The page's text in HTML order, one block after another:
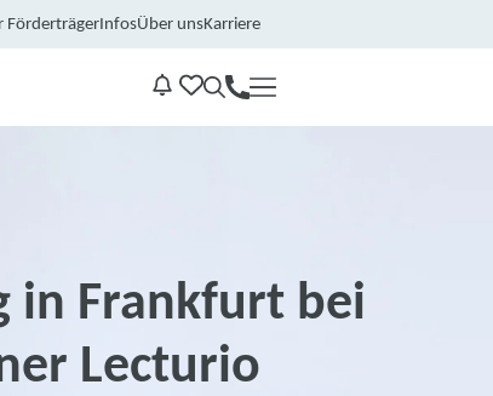
FörderträgerInfosÜber unsKarriere
Kontakt
in Frankfurt bei
Lecturio